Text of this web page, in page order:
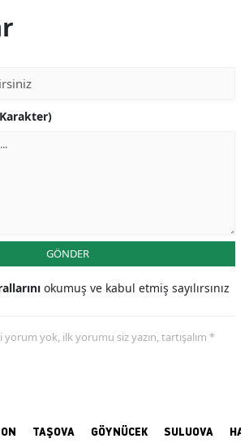
GÖNDER
okumuş ve kabul etmiş sayılırsınız
yok, ilk yorumu siz yazın, tartışalım *
TAŞOVA GÖYNÜCEK SULUOVA